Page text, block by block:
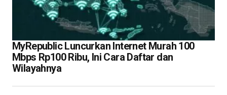
MyRepublic Luncurkan Internet Murah 100
Mbps Rp100 Ribu, Ini Cara Daftar dan
Wilayahnya